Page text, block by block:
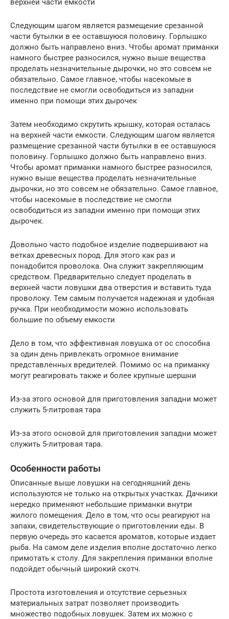
верхней части емкости
Следующим шагом является размещение срезанной
части бутылки в ее оставшуюся половину. Горлышко
должно быть направлено вниз. Чтобы аромат приманки
намного быстрее разносился, нужно выше вещества
проделать незначительные дырочки, но это совсем не
обязательно. Самое главное, чтобы насекомые в
последствие не смогли освободиться из западни
именно при помощи этих дырочек
Затем необходимо скрутить крышку, которая осталась
на верхней части емкости. Следующим шагом является
размещение срезанной части бутылки в ее оставшуюся
половину. Горлышко должно быть направлено вниз.
Чтобы аромат приманки намного быстрее разносился,
нужно выше вещества проделать незначительные
дырочки, но это совсем не обязательно. Самое главное,
чтобы насекомые в последствие не смогли
освободиться из западни именно при помощи этих
дырочек.
Довольно часто подобное изделие подвершивают на
ветках древесных пород. Для этого как раз и
понадобится проволока. Она служит закрепляющим
средством. Предварительно следует проделать в
верхней части ловушки два отверстия и вставить туда
проволоку. Тем самым получается надежная и удобная
ручка. При необходимости можно использовать
большие по объему емкости
Дело в том, что эффективная ловушка от ос способна
за один день привлекать огромное внимание
представленных вредителей. Помимо ос на приманку
могут реагировать также и более крупные шершни
Из-за этого основой для приготовления западни может
служить 5-литровая тара
Из-за этого основой для приготовления западни может
служить 5-литровая тара.
Особенности работы
Описанные выше ловушки на сегодняшний день
используются не только на открытых участках. Дачники
нередко применяют небольшие приманки внутри
жилого помещения. Дело в том, что осы реагируют на
запахи, свидетельствующие о приготовлении еды. В
первую очередь это касается ароматов, которые издает
рыба. На самом деле изделия вполне достаточно легко
примотать к столу. Для закрепления приманки вполне
подойдет обычный широкий скотч.
Простота изготовления и отсутствие серьезных
материальных затрат позволяет производить
множество подобных ловушек. Затем их можно с